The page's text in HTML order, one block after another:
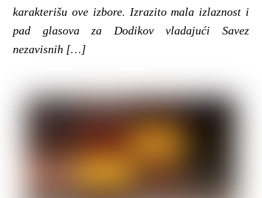
karakterišu ove izbore. Izrazito mala izlaznost i
pad glasova za Dodikov vladajući Savez
nezavisnih […]